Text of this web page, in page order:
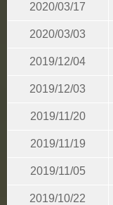
2020/03/17
2020/03/03
2019/12/04
2019/12/03
2019/11/20
2019/11/19
2019/11/05
2019/10/22